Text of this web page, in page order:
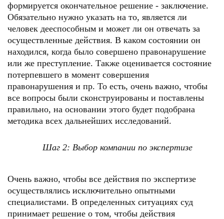
формируется окончательное решение - заключение.
Обязательно нужно указать на то, является ли
человек дееспособным и может ли он отвечать за
осуществленные действия. В каком состоянии он
находился, когда было совершено правонарушение
или же преступление. Также оценивается состояние
потерпевшего в момент совершения
правонарушения и пр. То есть, очень важно, чтобы
все вопросы были сконструированы и поставлены
правильно, на основании этого будет подобрана
методика всех дальнейших исследований.
Шаг 2: Выбор компании по экспертизе
Очень важно, чтобы все действия по экспертизе
осуществлялись исключительно опытными
специалистами. В определенных ситуациях суд
принимает решение о том, чтобы действия